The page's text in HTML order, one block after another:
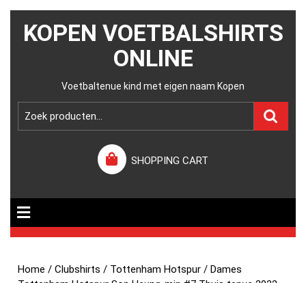
KOPEN VOETBALSHIRTS
ONLINE
Voetbaltenue kind met eigen naam Kopen
SHOPPING CART
Home /Clubshirts / Tottenham Hotspur / Dames